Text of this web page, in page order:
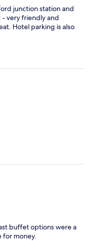
junction station and
very friendly and
Hotel parking is also
buffet options were a
for money.